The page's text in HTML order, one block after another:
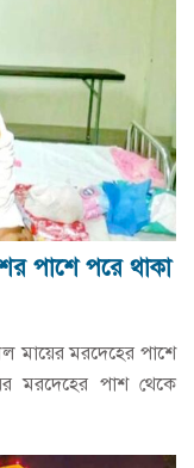
পাশে পরে থাকা
মায়ের মরদেহের পাশে
মরদেহের পাশ থেকে